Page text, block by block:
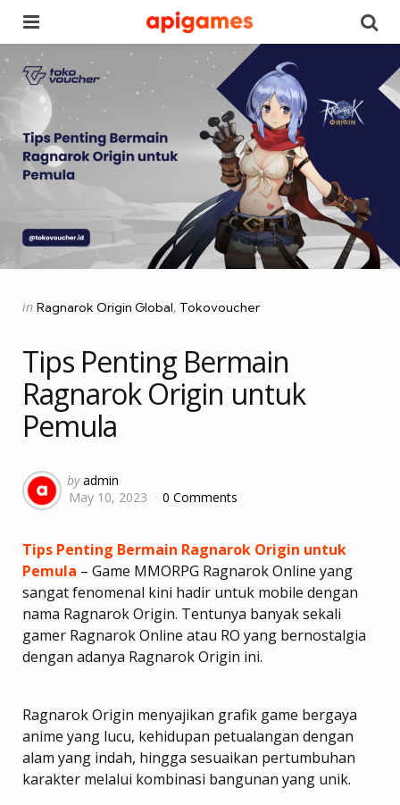
Categories
Posted
in Ragnarok Origin Global Tokovoucher
Tips Penting Bermain
Ragnarok Origin untuk
Pemula
Posted
by
by admin
May 10, 2023
0 Comments
Tips Penting Bermain Ragnarok Origin untuk
Pemula – Game MMORPG Ragnarok Online yang
sangat fenomenal kini hadir untuk mobile dengan
nama Ragnarok Origin. Tentunya banyak sekali
gamer Ragnarok Online atau RO yang bernostalgia
dengan adanya Ragnarok Origin ini.
Ragnarok Origin menyajikan grafik game bergaya
anime yang lucu, kehidupan petualangan dengan
alam yang indah, hingga sesuaikan pertumbuhan
karakter melalui kombinasi bangunan yang unik.